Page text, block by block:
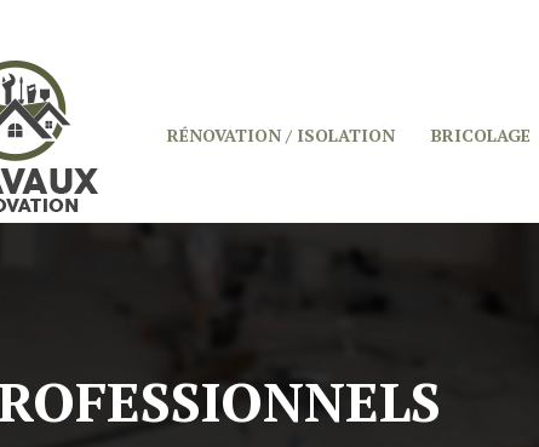
RÉNOVATION / ISOLATION BRICOLAGE